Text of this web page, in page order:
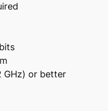
GHz) or better